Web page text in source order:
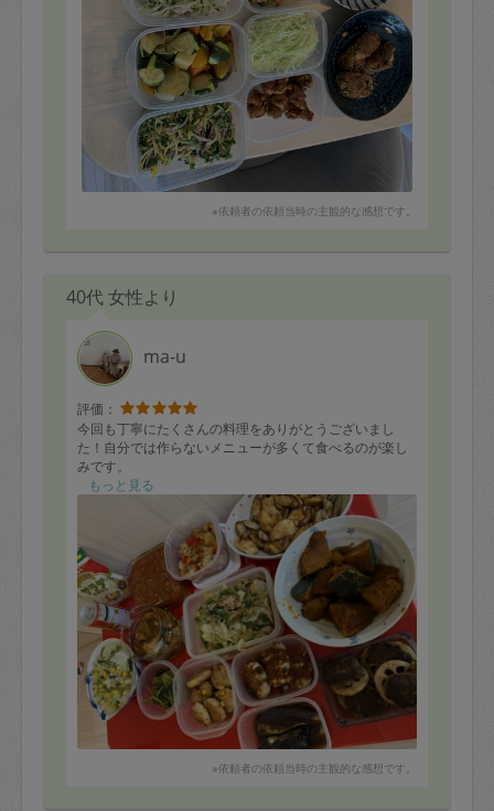
※依頼者の依頼当時の主観的な感想です。
40代 女性より
ma-u
評価：
今回も丁寧にたくさんの料理をありがとうございまし
た！自分では作らないメニューが多くて食べるのが楽し
みです。
もっと見る
※依頼者の依頼当時の主観的な感想です。